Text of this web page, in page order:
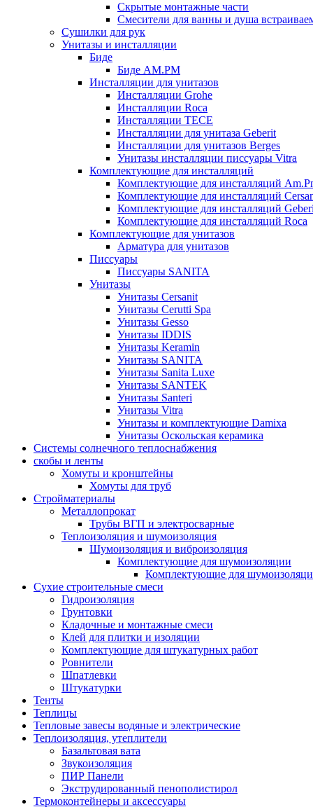
Скрытые монтажные части
Смесители для ванны и душа
Сушилки для рук
Унитазы и инсталляции
Биде
Биде AM.PM
Инсталляции для унитазов
Инсталляции Grohe
Инсталляции Roca
Инсталляции TECE
Инсталляции для унитаза Geberit
Инсталляции для унитазов Berges
Унитазы инсталляции писсуары Vitra
Комплектующие для инсталляций
Комплектующие для инсталляций
Комплектующие для инсталляций
Комплектующие для инсталляций
Комплектующие для инсталляций Roca
Комплектующие для унитазов
Арматура для унитазов
Писсуары
Писсуары SANITA
Унитазы
Унитазы Cersanit
Унитазы Cerutti Spa
Унитазы Gesso
Унитазы IDDIS
Унитазы Keramin
Унитазы SANITA
Унитазы Sanita Luxe
Унитазы SANTEK
Унитазы Santeri
Унитазы Vitra
Унитазы и комплектующие Damixa
Унитазы Оскольская керамика
Системы солнечного теплоснабжения
скобы и ленты
Хомуты и кронштейны
Хомуты для труб
Стройматериалы
Металлопрокат
Трубы ВГП и электросварные
Теплоизоляция и шумоизоляция
Шумоизоляция и виброизоляция
Комплектующие для шумоизоляции
Комплектующие для
Сухие строительные смеси
Гидроизоляция
Грунтовки
Кладочные и монтажные смеси
Клей для плитки и изоляции
Комплектующие для штукатурных работ
Ровнители
Шпатлевки
Штукатурки
Тенты
Теплицы
Тепловые завесы водяные и электрические
Теплоизоляция, утеплители
Базальтовая вата
Звукоизоляция
ПИР Панели
Экструдированный пенополистирол
Термоконтейнеры и аксессуары